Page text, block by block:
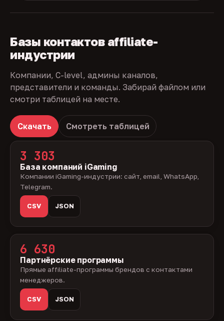
Базы контактов affiliate-
индустрии
Компании, C-level, админы каналов,
представители и команды. Забирай файлом или
смотри таблицей на месте.
Скачать Смотреть таблицей
3 303
База компаний iGaming
Компании iGaming-индустрии: сайт, email, WhatsApp,
Telegram.
CSV JSON
6 630
Партнёрские программы
Прямые affiliate-программы брендов с контактами
менеджеров.
CSV JSON